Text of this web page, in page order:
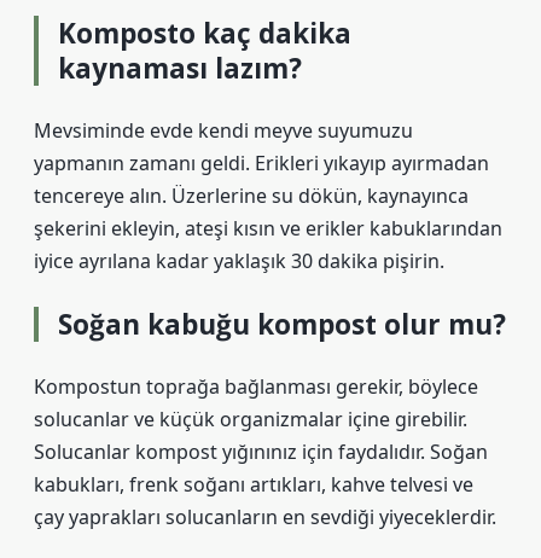
Komposto kaç dakika
kaynaması lazım?
Mevsiminde evde kendi meyve suyumuzu
yapmanın zamanı geldi. Erikleri yıkayıp ayırmadan
tencereye alın. Üzerlerine su dökün, kaynayınca
şekerini ekleyin, ateşi kısın ve erikler kabuklarından
iyice ayrılana kadar yaklaşık 30 dakika pişirin.
Soğan kabuğu kompost olur mu?
Kompostun toprağa bağlanması gerekir, böylece
solucanlar ve küçük organizmalar içine girebilir.
Solucanlar kompost yığınınız için faydalıdır. Soğan
kabukları, frenk soğanı artıkları, kahve telvesi ve
çay yaprakları solucanların en sevdiği yiyeceklerdir.